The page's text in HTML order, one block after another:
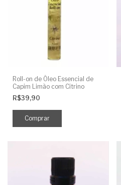
Roll-on de Óleo Essencial de
Capim Limão com Citrino
R$39,90